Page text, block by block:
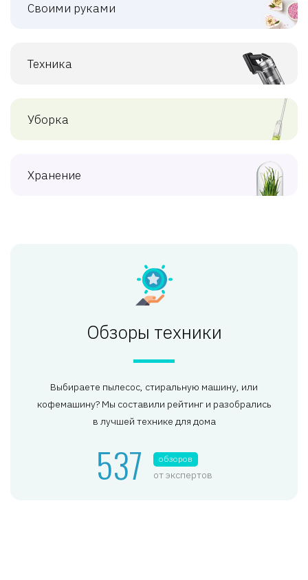
Своими руками
Техника
Уборка
Хранение
Обзоры техники
Выбираете пылесос, стиральную машину, или
кофемашину? Мы составили рейтинг и разобрались
в лучшей технике для дома
537 обзоров
от экспертов